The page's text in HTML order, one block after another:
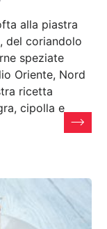
alla piastra
del coriandolo
speziate
Oriente, Nord
ricetta
cipolla e